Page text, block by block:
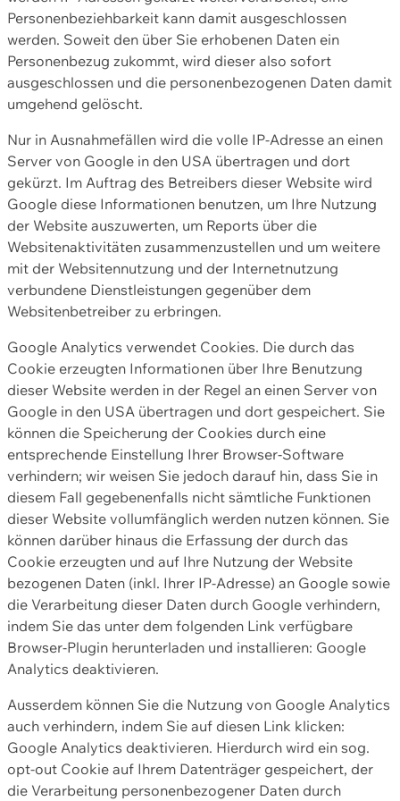
Personenbeziehbarkeit kann damit ausgeschlossen
werden. Soweit den über Sie erhobenen Daten ein
Personenbezug zukommt, wird dieser also sofort
ausgeschlossen und die personenbezogenen Daten damit
umgehend gelöscht.
Nur in Ausnahmefällen wird die volle IP-Adresse an einen
Server von Google in den USA übertragen und dort
gekürzt. Im Auftrag des Betreibers dieser Website wird
Google diese Informationen benutzen, um Ihre Nutzung
der Website auszuwerten, um Reports über die
Websitenaktivitäten zusammenzustellen und um weitere
mit der Websitennutzung und der Internetnutzung
verbundene Dienstleistungen gegenüber dem
Websitenbetreiber zu erbringen.
Google Analytics verwendet Cookies. Die durch das
Cookie erzeugten Informationen über Ihre Benutzung
dieser Website werden in der Regel an einen Server von
Google in den USA übertragen und dort gespeichert. Sie
können die Speicherung der Cookies durch eine
entsprechende Einstellung Ihrer Browser-Software
verhindern; wir weisen Sie jedoch darauf hin, dass Sie in
diesem Fall gegebenenfalls nicht sämtliche Funktionen
dieser Website vollumfänglich werden nutzen können. Sie
können darüber hinaus die Erfassung der durch das
Cookie erzeugten und auf Ihre Nutzung der Website
bezogenen Daten (inkl. Ihrer IP-Adresse) an Google sowie
die Verarbeitung dieser Daten durch Google verhindern,
indem Sie das unter dem folgenden Link verfügbare
Browser-Plugin herunterladen und installieren: Google
Analytics deaktivieren.
Ausserdem können Sie die Nutzung von Google Analytics
auch verhindern, indem Sie auf diesen Link klicken:
Google Analytics deaktivieren. Hierdurch wird ein sog.
opt-out Cookie auf Ihrem Datenträger gespeichert, der
die Verarbeitung personenbezogener Daten durch